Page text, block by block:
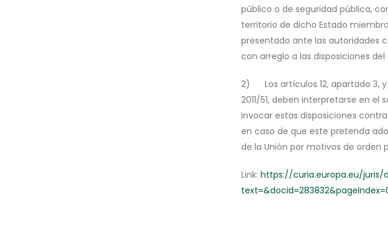
público o de seguridad pública,
territorio de dicho Estado
presentado ante las autoridades
con arreglo a las disposiciones
2) Los artículos 12, apartado 3, y
2011/51, deben interpretarse en
invocar estas disposiciones
en caso de que este pretenda
de la Unión por motivos de orden
Link: https://curia.europa.eu/